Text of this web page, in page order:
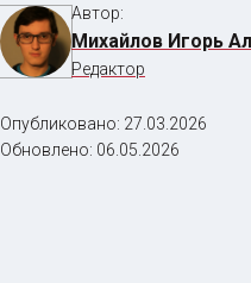
Автор:
Михайлов Игорь
Редактор
Опубликовано: 27.03.2026
Обновлено: 06.05.2026